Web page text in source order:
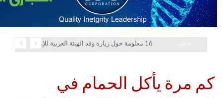
16 معلومة حول زيارة وفد الهيئة العربية للإستثمار والإنماء الزراعي إلي السعودية
كم مرة يأكل الحمام في